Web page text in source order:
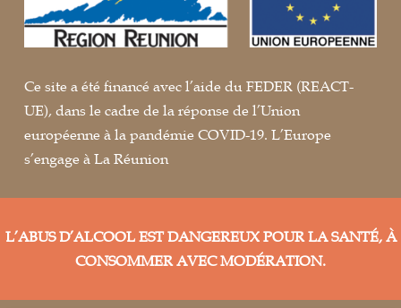
Ce site a été financé avec l’aide du FEDER (REACT-
UE), dans le cadre de la réponse de l’Union
européenne à la pandémie COVID-19. L’Europe
s’engage à La Réunion
L’ABUS D’ALCOOL EST DANGEREUX POUR LA SANTÉ, À
CONSOMMER AVEC MODÉRATION.